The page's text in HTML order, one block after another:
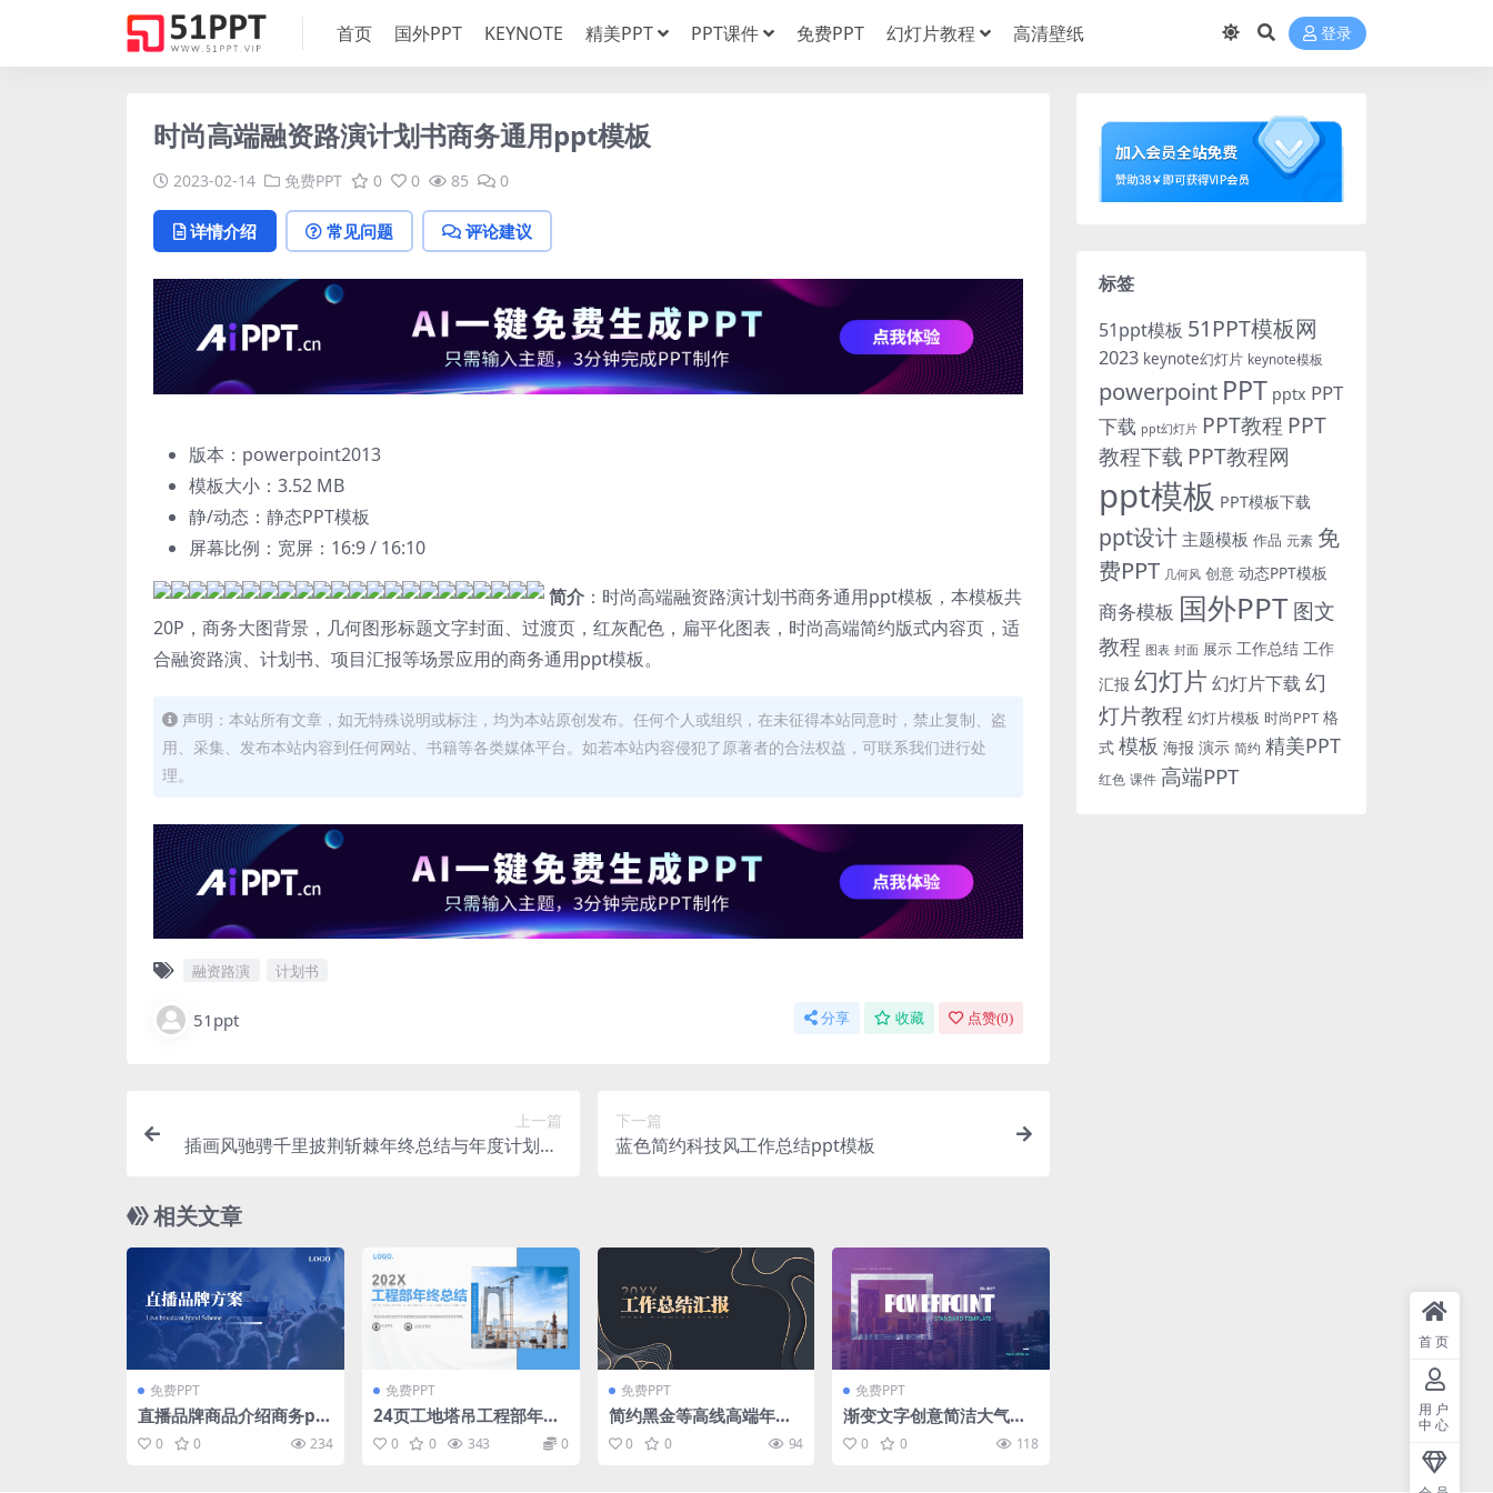
首页 国外PPT KEYNOTE 精美PPT PPT课件 免费PPT 幻灯片教程 高清壁纸 登录
时尚高端融资路演计划书商务通用ppt模板
2023-02-14 免费PPT 0 0 85 0
详情介绍 常见问题 评论建议
版本：powerpoint2013
模板大小： 3.52 MB
静/动态：静态PPT模板
屏幕比例：宽屏：16:9 / 16:10
简介 ：时尚高端融资路演计划书商务通用ppt模板，本模板共
20P，商务大图背景，几何图形标题文字封面、过渡页，红灰配色，扁平化图表，时尚高端简约版式内容页，适
合融资路演、计划书、项目汇报等场景应用的商务通用ppt模板。
声明：本站所有文章，如无特殊说明或标注，均为本站原创发布。任何个人或组织，在未征得本站同意时，禁止复制、盗
用、采集、发布本站内容到任何网站、书籍等各类媒体平台。如若本站内容侵犯了原著者的合法权益，可联系我们进行处
理。
融资路演 计划书
51ppt 分享 收藏 点赞(0)
上一篇
插画风驰骋千里披荆斩棘年终总结与年度计划pp
下一篇
蓝色简约科技风工作总结ppt模板
相关文章
免费PPT
直播品牌商品介绍商务pp
t模板
0 0 234
免费PPT
24页工地塔吊工程部年终
总结PPT模板下载
0 0 343 0
免费PPT
简约黑金等高线高端年终
汇报ppt模板
0 0 94
免费PPT
渐变文字创意简洁大气商
务风工作汇报ppt模板（2
套）
0 0 118
标签
51ppt模板 51PPT模板网
2023 keynote幻灯片 keynote模板
powerpoint PPT pptx PPT
下载 ppt幻灯片 PPT教程 PPT
教程下载 PPT教程网
ppt模板 PPT模板下载
ppt设计 主题模板 作品 元素 免
费PPT 几何风 创意 动态PPT模板
商务模板 国外PPT图文
教程 图表 封面 展示 工作总结 工作
汇报 幻灯片 幻灯片下载 幻
灯片教程 幻灯片模板 时尚PPT 格
式 模板 海报 演示 简约 精美PPT
红色 课件 高端PPT
首页
用户
中心